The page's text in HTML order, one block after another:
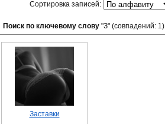
Сортировка записей:
Поиск по ключевому слову "З" (совпадений: 1)
Заставки